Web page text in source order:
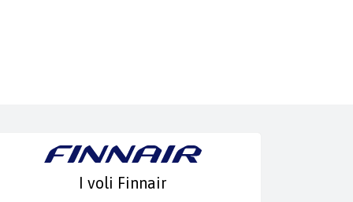
I voli Finnair